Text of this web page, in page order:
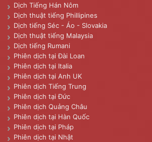
Dịch Tiếng Hán Nôm
Dịch thuật tiếng Phillipines
Dịch tiếng Séc - Áo - Slovakia
Dịch thuật tiếng Malaysia
Dịch tiếng Rumani
Phiên dịch tại Đài Loan
Phiên dịch tại Italia
Phiên dịch tại Anh UK
Phiên dịch Tiếng Trung
Phiên dịch tại Đức
Phiên dịch Quảng Châu
Phiên dịch tại Hàn Quốc
Phiên dịch tại Pháp
Phiên dịch tại Nhật